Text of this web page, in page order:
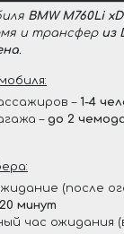
BMW M760Li
и трансфер из
.
– 1-4
– до 2
(после
минут
час ожидания